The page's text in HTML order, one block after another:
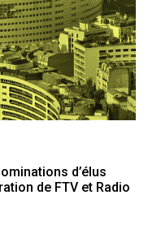
d’élus
de FTV et Radio